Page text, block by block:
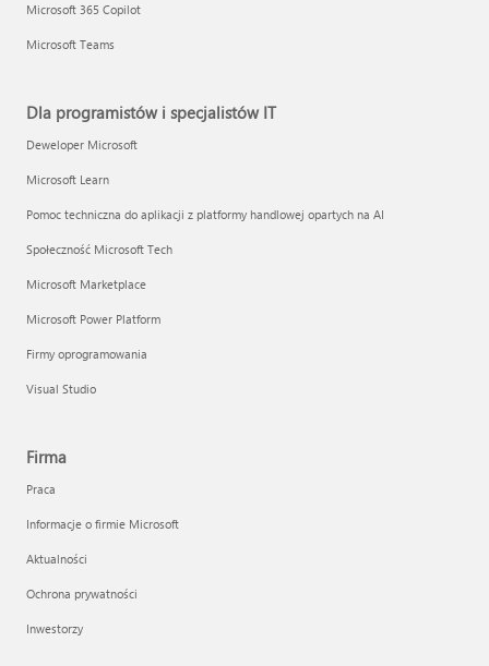
Microsoft 365 Copilot
Microsoft Teams
Dla programistów i specjalistów IT
Deweloper Microsoft
Microsoft Learn
Pomoc techniczna do aplikacji z platformy handlowej opartych na AI
Społeczność Microsoft Tech
Microsoft Marketplace
Microsoft Power Platform
Firmy oprogramowania
Visual Studio
Firma
Praca
Informacje o firmie Microsoft
Aktualności
Ochrona prywatności
Inwestorzy